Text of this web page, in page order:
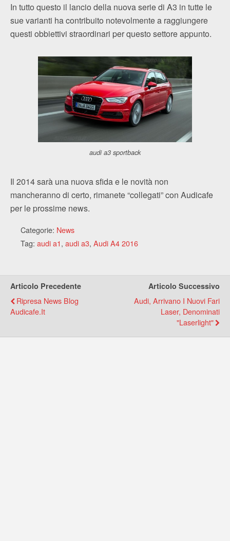
In tutto questo il lancio della nuova serie di A3 in tutte le
sue varianti ha contribuito notevolmente a raggiungere
questi obbiettivi straordinari per questo settore appunto.
audi a3 sportback
Il 2014 sarà una nuova sfida e le novità non
mancheranno di certo, rimanete “collegati” con Audicafe
per le prossime news.
Categorie: News
Tag: audi a1, audi a3, Audi A4 2016
Articolo Precedente
Ripresa News Blog
Audicafe.it
Articolo Successivo
Audi, Arrivano I Nuovi Fari
Laser, Denominati
"laserlight"